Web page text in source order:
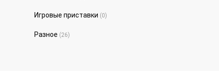
Игровые приставки (0)
Разное (26)